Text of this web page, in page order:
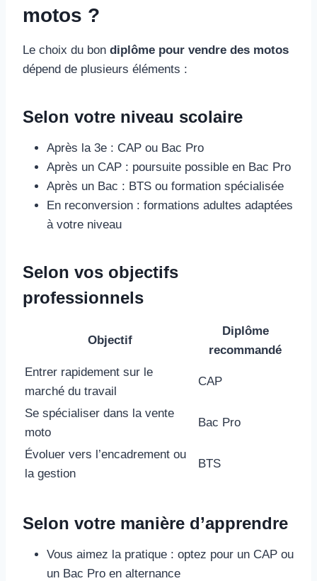
motos ?
Le choix du bon diplôme pour vendre des motos
dépend de plusieurs éléments :
Selon votre niveau scolaire
Après la 3e : CAP ou Bac Pro
Après un CAP : poursuite possible en Bac Pro
Après un Bac : BTS ou formation spécialisée
En reconversion : formations adultes adaptées
à votre niveau
Selon vos objectifs
professionnels
Objectif
Diplôme
recommandé
Entrer rapidement sur le
marché du travail
CAP
Se spécialiser dans la vente
moto
Bac Pro
Évoluer vers l’encadrement ou
la gestion
BTS
Selon votre manière d’apprendre
Vous aimez la pratique : optez pour un CAP ou
un Bac Pro en alternance